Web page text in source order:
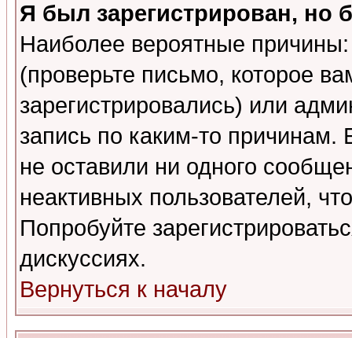
Я был зарегистрирован, но
Наиболее вероятные
(проверьте письмо, которое
зарегистрировались) или
запись по каким-то
не оставили ни одного
неактивных пользователей,
Попробуйте
дискуссиях.
Вернуться к началу